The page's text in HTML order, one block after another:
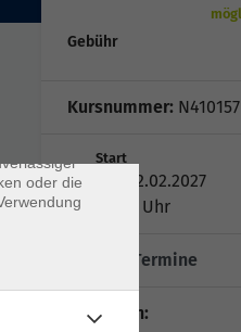
Gebühr
Kursnummer: N410157
Start
Mo. 22.02.2027
08:30 Uhr
20 -mal Termine
Dozent*in:
Nutzers
Datei, die
oder die
×